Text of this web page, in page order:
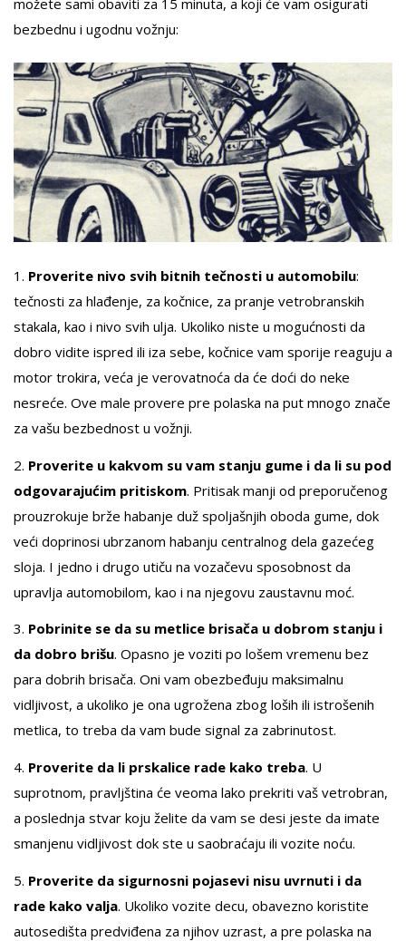
bezbednu i ugodnu vožnju:
1. Proverite nivo svih bitnih tečnosti u automobilu:
tečnosti za hlađenje, za kočnice, za pranje vetrobranskih
stakala, kao i nivo svih ulja. Ukoliko niste u mogućnosti da
dobro vidite ispred ili iza sebe, kočnice vam sporije reaguju a
motor trokira, veća je verovatnoća da će doći do neke
nesreće. Ove male provere pre polaska na put mnogo znače
za vašu bezbednost u vožnji.
2. Proverite u kakvom su vam stanju gume i da li su pod
odgovarajućim pritiskom. Pritisak manji od preporučenog
prouzrokuje brže habanje duž spoljašnjih oboda gume, dok
veći doprinosi ubrzanom habanju centralnog dela gazećeg
sloja. I jedno i drugo utiču na vozačevu sposobnost da
upravlja automobilom, kao i na njegovu zaustavnu moć.
3. Pobrinite se da su metlice brisača u dobrom stanju i
da dobro brišu. Opasno je voziti po lošem vremenu bez
para dobrih brisača. Oni vam obezbeđuju maksimalnu
vidljivost, a ukoliko je ona ugrožena zbog loših ili istrošenih
metlica, to treba da vam bude signal za zabrinutost.
4. Proverite da li prskalice rade kako treba. U
suprotnom, pravljština će veoma lako prekriti vaš vetrobran,
a poslednja stvar koju želite da vam se desi jeste da imate
smanjenu vidljivost dok ste u saobraćaju ili vozite noću.
5. Proverite da sigurnosni pojasevi nisu uvrnuti i da
rade kako valja. Ukoliko vozite decu, obavezno koristite
autosedišta predviđena za njihov uzrast, a pre polaska na